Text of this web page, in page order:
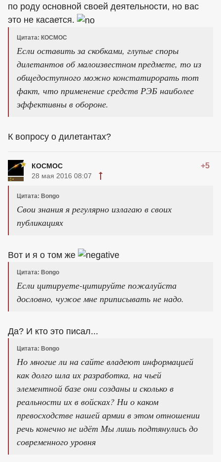
по роду основной своей деятельности, но вас
это не касается.
Цитата: КОСМОС
Если оставить за скобками, глупые споры
дилетантов об малоизвестном предмете, то из
общедоступного можно констатирорать тот
факт, что применение средств РЭБ наиболее
эффективны в обороне.
К вопросу о дилетантах?
КОСМОС +5
28 мая 2016 08:07
Цитата: Bongo
Свои знания я регулярно излагаю в своих
публикациях
Вот и я о том же
Цитата: Bongo
Если цитируете-цитируйте пожалуйста
дословно, чужое мне приписывать не надо.
Да? И кто это писал...
Цитата: Bongo
Но многие ли на сайте владеют информацией
как долго шла их разработка, на чьей
элементной базе они созданы и сколько в
реальности их в войсках? Ни о каком
превосходстве нашей армии в этом отношении
речь конечно не идёт Мы лишь подтянулись до
современного уровня